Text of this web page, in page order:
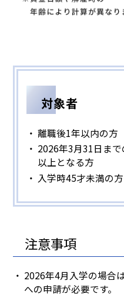
対象者
離職後1年以内の方
2026年3月31日ま
以上となる方
入学時45才未満の方
注意事項
2026年4月入学の場合
への申請が必要です。